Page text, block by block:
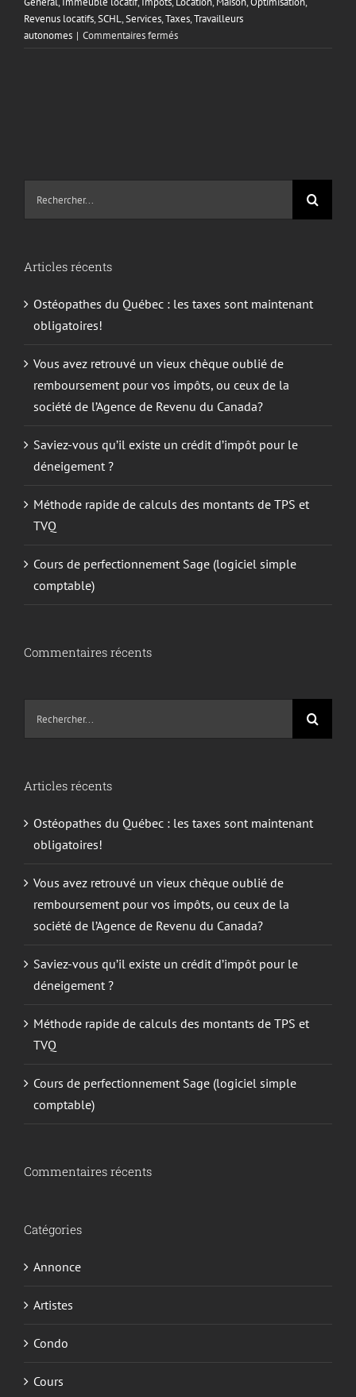
Revenus locatifs,SCHL,Services,Taxes,Travailleurs
autonomes | Commentaires ferméssur
SCHL?
:
Articles récents
Ostéopathes du Québec : les taxes sont maintenant
obligatoires!
Vous avez retrouvé un vieux chèque oublié de
remboursement pour vos impôts, ou ceux de la
société de l’Agence de Revenu du Canada?
Saviez-vous qu’il existe un crédit d’impôt pour le
déneigement ?
Méthode rapide de calculs des montants de TPS et
TVQ
Cours de perfectionnement Sage (logiciel simple
comptable)
Commentaires récents
:
Articles récents
Ostéopathes du Québec : les taxes sont maintenant
obligatoires!
Vous avez retrouvé un vieux chèque oublié de
remboursement pour vos impôts, ou ceux de la
société de l’Agence de Revenu du Canada?
Saviez-vous qu’il existe un crédit d’impôt pour le
déneigement ?
Méthode rapide de calculs des montants de TPS et
TVQ
Cours de perfectionnement Sage (logiciel simple
comptable)
Commentaires récents
Catégories
Annonce
Artistes
Condo
Cours